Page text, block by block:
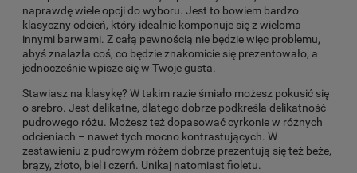
naprawdę wiele opcji do wyboru. Jest to bowiem bardzo
klasyczny odcień, który idealnie komponuje się z wieloma
innymi barwami. Z całą pewnością nie będzie więc problemu,
abyś znalazła coś, co będzie znakomicie się prezentowało, a
jednocześnie wpisze się w Twoje gusta.
Stawiasz na klasykę? W takim razie śmiało możesz pokusić się
o srebro. Jest delikatne, dlatego dobrze podkreśla delikatność
pudrowego różu. Możesz też dopasować cyrkonie w różnych
odcieniach – nawet tych mocno kontrastujących. W
zestawieniu z pudrowym różem dobrze prezentują się też beże,
brązy, złoto, biel i czerń. Unikaj natomiast fioletu.